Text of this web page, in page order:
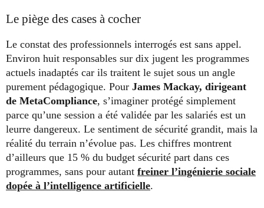
Le piège des cases à cocher
Le constat des professionnels interrogés est sans appel.
Environ huit responsables sur dix jugent les programmes
actuels inadaptés car ils traitent le sujet sous un angle
purement pédagogique. Pour James Mackay, dirigeant
de MetaCompliance, s’imaginer protégé simplement
parce qu’une session a été validée par les salariés est un
leurre dangereux. Le sentiment de sécurité grandit, mais la
réalité du terrain n’évolue pas. Les chiffres montrent
d’ailleurs que 15 % du budget sécurité part dans ces
programmes, sans pour autant freiner l’ingénierie sociale
dopée à l’intelligence artificielle.